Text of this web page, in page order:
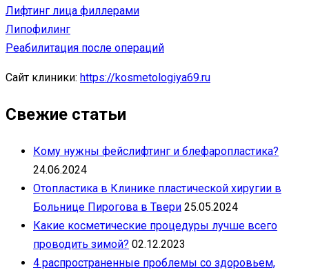
Лифтинг лица филлерами
Липофилинг
Реабилитация после операций
Сайт клиники: https://kosmetologiya69.ru
Свежие статьи
Кому нужны фейслифтинг и блефаропластика?
24.06.2024
Отопластика в Клинике пластической хиругии в
Больнице Пирогова в Твери 25.05.2024
Какие косметические процедуры лучше всего
проводить зимой? 02.12.2023
4 распространенные проблемы со здоровьем,